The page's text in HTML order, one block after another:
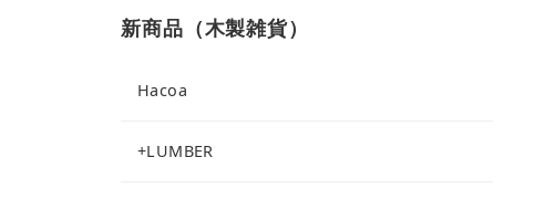
新商品（木製雑貨）
Hacoa
+LUMBER